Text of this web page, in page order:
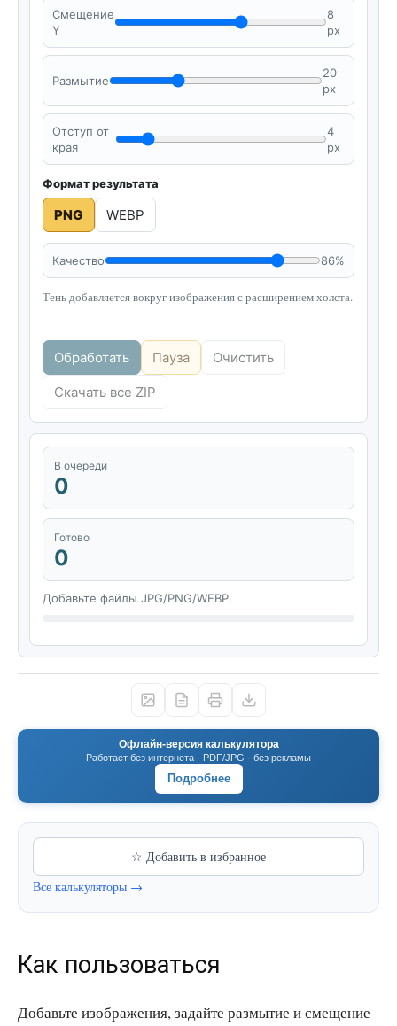
Смещение
Y
8
px
Размытие
20
px
Отступ от
края
4
px
Формат результата
PNG WEBP
Качество 86%
Тень добавляется вокруг изображения с расширением холста.
Обработать Пауза Очистить
Скачать все ZIP
В очереди
0
Готово
0
Добавьте файлы JPG/PNG/WEBP.
Офлайн-версия калькулятора
Работает без интернета · PDF/JPG · без рекламы
Подробнее
☆ Добавить в избранное
Все калькуляторы →
Как пользоваться
Добавьте изображения, задайте размытие и смещение